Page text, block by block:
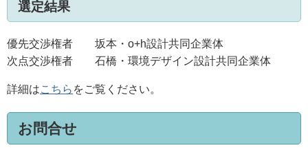
選定結果
優先交渉権者 坂本・o+h設計共同企業体
次点交渉権者 石橋・環境デザイン設計共同企業体
詳細はこちら をご覧ください。
お問合せ